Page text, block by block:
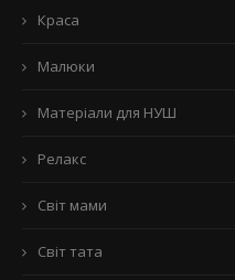
Краса
Малюки
Матеріали для НУШ
Релакс
Світ мами
Світ тата